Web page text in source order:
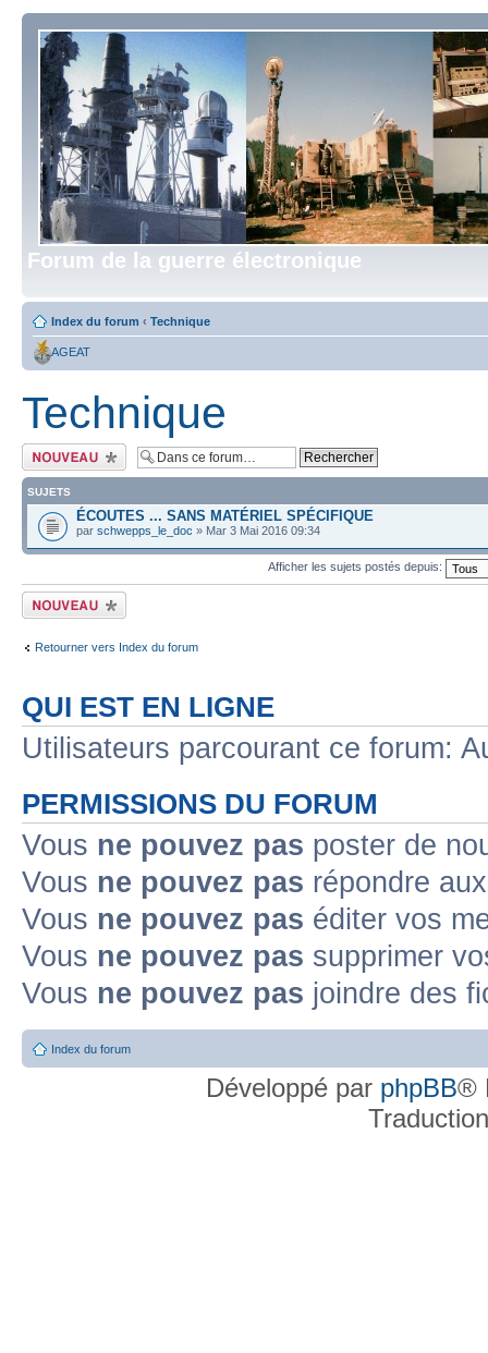
Forum de la guerre électronique
Index du forum ‹ Technique
AGEAT
Technique
Écrire un nouveau
sujet
SUJETS
ÉCOUTES ... SANS MATÉRIEL SPÉCIFIQUE
par schwepps_le_doc » Mar 3 Mai 2016 09:34
Afficher les sujets postés depuis:
Écrire un nouveau
sujet
Retourner vers Index du forum
QUI EST EN LIGNE
Utilisateurs parcourant ce forum:
PERMISSIONS DU FORUM
Vous ne pouvez pas poster de
Vous ne pouvez pas répondre
Vous ne pouvez pas éditer vos
Vous ne pouvez pas supprimer
Vous ne pouvez pas joindre des
Index du forum
Développé par phpBB®